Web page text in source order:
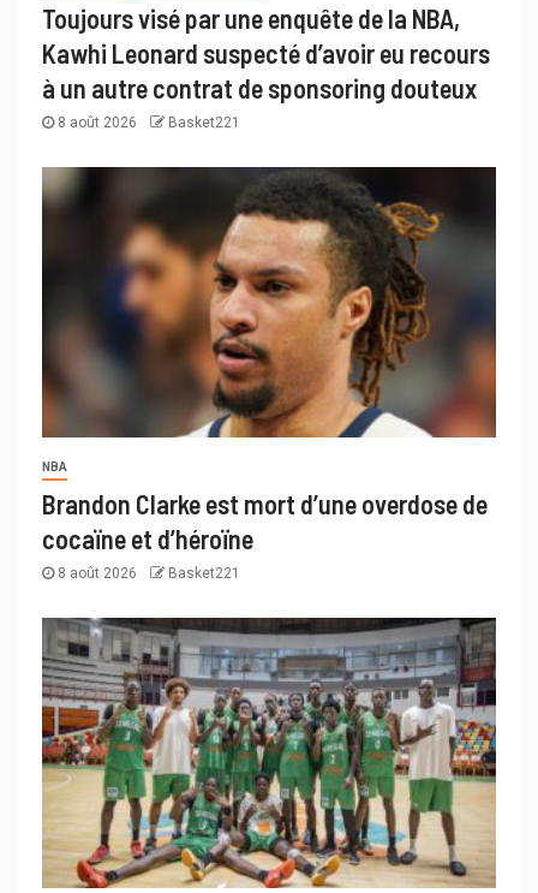
Toujours visé par une enquête de la NBA,
Kawhi Leonard suspecté d’avoir eu recours
à un autre contrat de sponsoring douteux
8 août 2026 Basket221
NBA
Brandon Clarke est mort d’une overdose de
cocaïne et d’héroïne
8 août 2026 Basket221